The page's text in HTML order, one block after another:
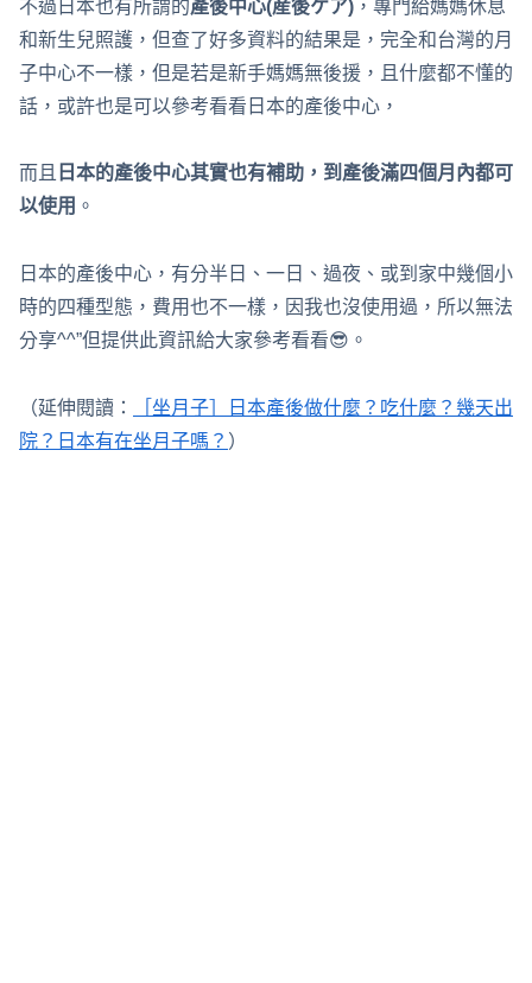
不過日本也有所謂的產後中心(産後ケア) ，專門給媽媽休息
和新生兒照護，但查了好多資料的結果是，完全和台灣的月
子中心不一樣，但是若是新手媽媽無後援，且什麼都不懂的
話，或許也是可以參考看看日本的產後中心，
而且 日本的產後中心其實也有補助，到產後滿四個月內都可
以使用 。
日本的產後中心，有分半日、一日、過夜、或到家中幾個小
時的四種型態，費用也不一樣，因我也沒使用過，所以無法
分享^^”但提供此資訊給大家參考看看😎。
（延伸閱讀：
［坐月子］日本產後做什麼？吃什麼？幾天出
院？日本有在坐月子嗎？ ）